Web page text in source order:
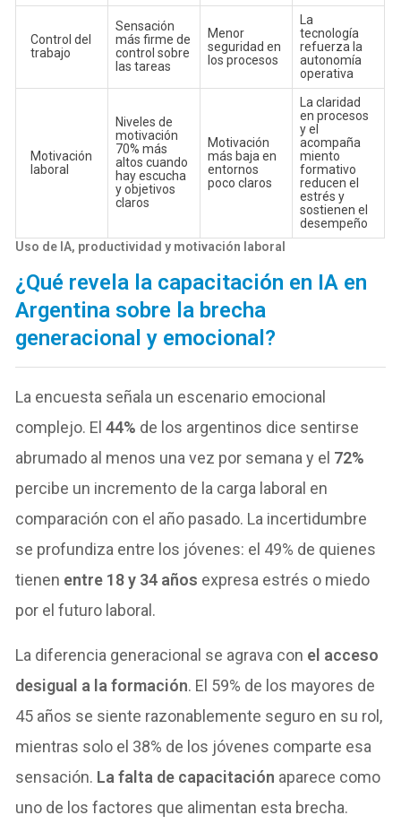
Control del
trabajo
Sensación
más firme de
control sobre
las tareas
Menor
seguridad en
los procesos
La
tecnología
refuerza la
autonomía
operativa
Motivación
laboral
Niveles de
motivación
70% más
altos cuando
hay escucha
y objetivos
claros
Motivación
más baja en
entornos
poco claros
La claridad
en procesos
y el
acompaña
miento
formativo
reducen el
estrés y
sostienen el
desempeño
Uso de IA, productividad y motivación laboral
¿Qué revela la capacitación en IA en
Argentina sobre la brecha
generacional y emocional?
La encuesta señala un escenario emocional
complejo. El44% de los argentinos dice sentirse
abrumado al menos una vez por semana y el 72%
percibe un incremento de la carga laboral en
comparación con el año pasado. La incertidumbre
se profundiza entre los jóvenes: el 49% de quienes
tienen entre 18 y 34 años expresa estrés o miedo
por el futuro laboral.
La diferencia generacional se agrava con el acceso
desigual a la formación. El 59% de los mayores de
45 años se siente razonablemente seguro en su rol,
mientras solo el 38% de los jóvenes comparte esa
sensación. La falta de capacitación aparece como
uno de los factores que alimentan esta brecha.